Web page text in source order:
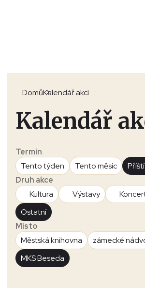
DomůKalendář akcí
Kalendář
Termín
Tento týden
Tento měsíc
Druh akce
Kultura
Výstavy
Ostatní
Místo
Městská knihovna
zámecké
MKS Beseda